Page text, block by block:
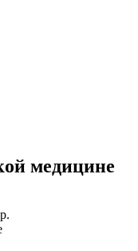
медицине